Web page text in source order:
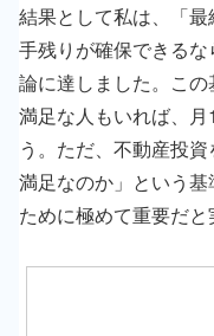
結果として私は、「
手残りが確保できる
論に達しました。こ
満足な人もいれば、
う。ただ、不動産投
満足なのか」という
ために極めて重要だと